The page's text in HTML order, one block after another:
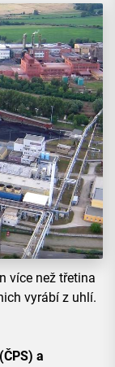
více než třetina
vyrábí z uhlí.
a